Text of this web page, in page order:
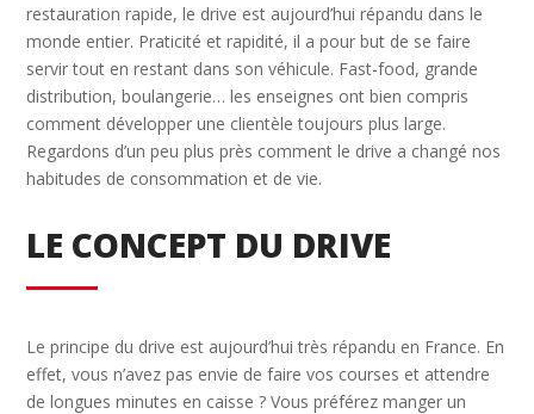
restauration rapide, le drive est aujourd’hui répandu dans le
monde entier. Praticité et rapidité, il a pour but de se faire
servir tout en restant dans son véhicule. Fast-food, grande
distribution, boulangerie… les enseignes ont bien compris
comment développer une clientèle toujours plus large.
Regardons d’un peu plus près comment le drive a changé nos
habitudes de consommation et de vie.
LE CONCEPT DU DRIVE
Le principe du drive est aujourd’hui très répandu en France. En
effet, vous n’avez pas envie de faire vos courses et attendre
de longues minutes en caisse ? Vous préférez manger un